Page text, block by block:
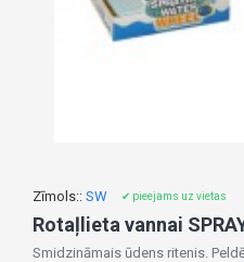
Zīmols:: SW ✔ pieejams uz vietas
Smidzināmais ūdens ritenis.